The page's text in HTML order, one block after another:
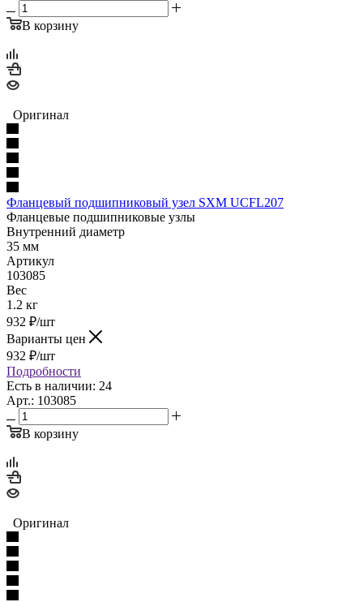
В корзину
Оригинал
Фланцевый подшипниковый узел SXM UCFL207
Фланцевые подшипниковые узлы
Внутренний диаметр
35 мм
Артикул
103085
Вес
1.2 кг
932 ₽/шт
Варианты цен
932 ₽/шт
Подробности
Есть в наличии: 24
Арт.: 103085
В корзину
Оригинал